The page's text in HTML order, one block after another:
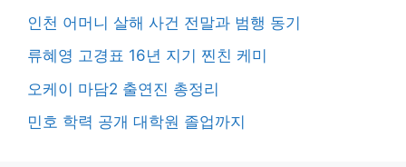
인천 어머니 살해 사건 전말과 범행 동기
류혜영 고경표 16년 지기 찐친 케미
오케이 마담2 출연진 총정리
민호 학력 공개 대학원 졸업까지